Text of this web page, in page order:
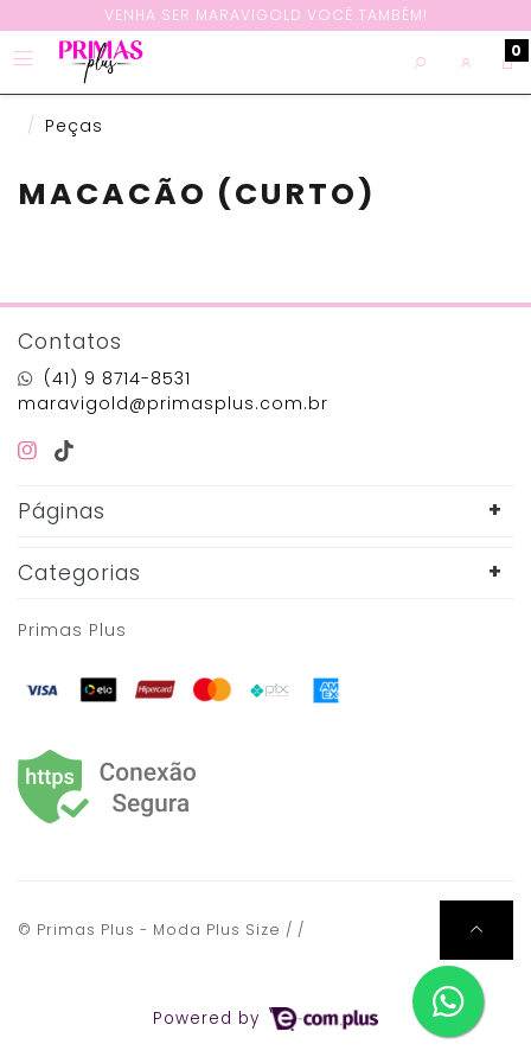
VENHA SER MARAVIGOLD VOCÊ TAMBÉM!
0
Peças
MACACÃO (CURTO)
Contatos
(41) 9 8714-8531
maravigold@primasplus.com.br
Páginas
Categorias
Primas Plus
© Primas Plus - Moda Plus Size / /
Powered by